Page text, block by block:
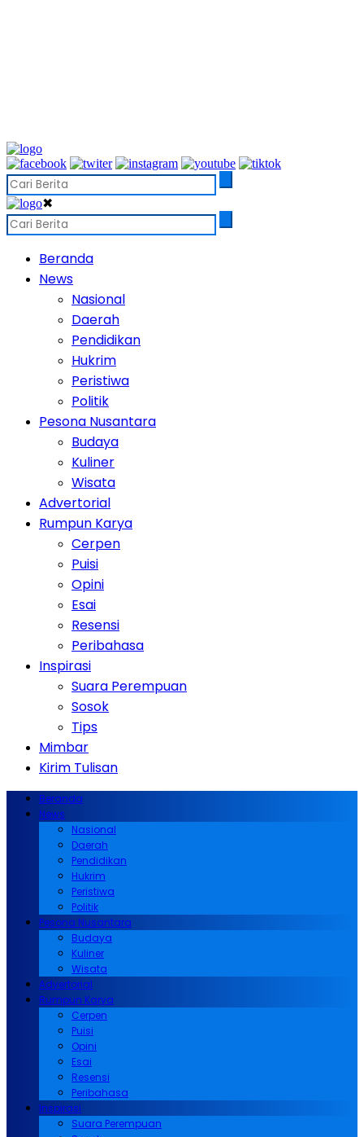
✖
Beranda
News
Nasional
Daerah
Pendidikan
Hukrim
Peristiwa
Politik
Pesona Nusantara
Budaya
Kuliner
Wisata
Advertorial
Rumpun Karya
Cerpen
Puisi
Opini
Esai
Resensi
Peribahasa
Inspirasi
Suara Perempuan
Sosok
Tips
Mimbar
Kirim Tulisan
Beranda
News
Nasional
Daerah
Pendidikan
Hukrim
Peristiwa
Politik
Pesona Nusantara
Budaya
Kuliner
Wisata
Advertorial
Rumpun Karya
Cerpen
Puisi
Opini
Esai
Resensi
Peribahasa
Inspirasi
Suara Perempuan